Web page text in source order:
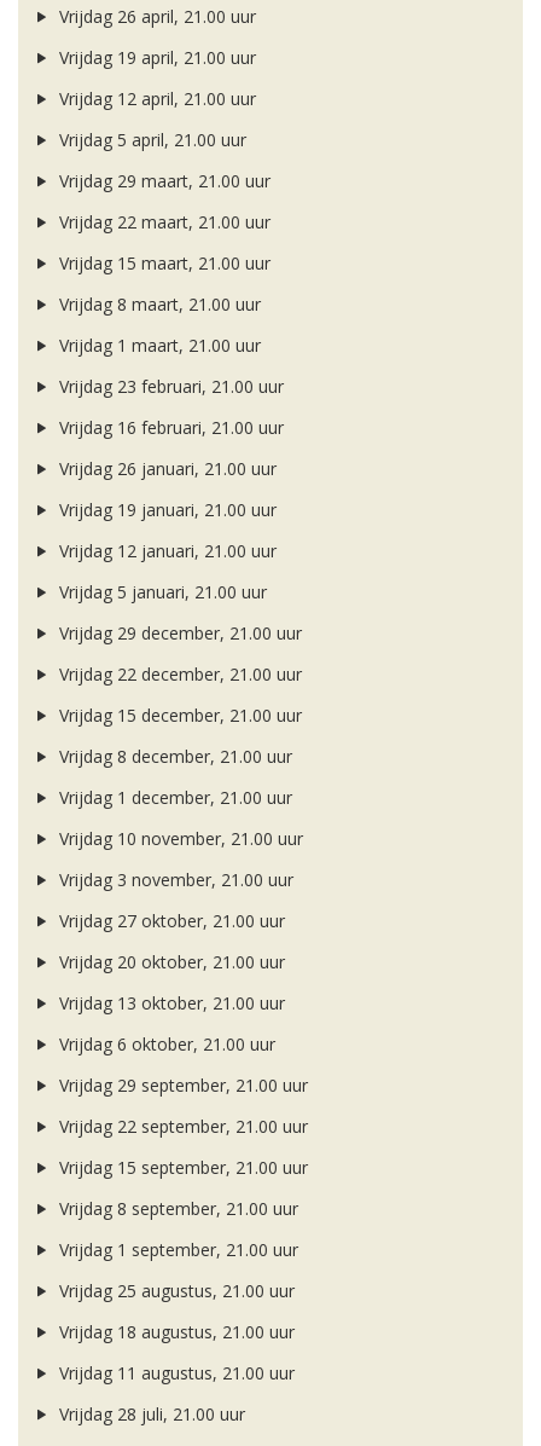
Vrijdag 26 april, 21.00 uur
Vrijdag 19 april, 21.00 uur
Vrijdag 12 april, 21.00 uur
Vrijdag 5 april, 21.00 uur
Vrijdag 29 maart, 21.00 uur
Vrijdag 22 maart, 21.00 uur
Vrijdag 15 maart, 21.00 uur
Vrijdag 8 maart, 21.00 uur
Vrijdag 1 maart, 21.00 uur
Vrijdag 23 februari, 21.00 uur
Vrijdag 16 februari, 21.00 uur
Vrijdag 26 januari, 21.00 uur
Vrijdag 19 januari, 21.00 uur
Vrijdag 12 januari, 21.00 uur
Vrijdag 5 januari, 21.00 uur
Vrijdag 29 december, 21.00 uur
Vrijdag 22 december, 21.00 uur
Vrijdag 15 december, 21.00 uur
Vrijdag 8 december, 21.00 uur
Vrijdag 1 december, 21.00 uur
Vrijdag 10 november, 21.00 uur
Vrijdag 3 november, 21.00 uur
Vrijdag 27 oktober, 21.00 uur
Vrijdag 20 oktober, 21.00 uur
Vrijdag 13 oktober, 21.00 uur
Vrijdag 6 oktober, 21.00 uur
Vrijdag 29 september, 21.00 uur
Vrijdag 22 september, 21.00 uur
Vrijdag 15 september, 21.00 uur
Vrijdag 8 september, 21.00 uur
Vrijdag 1 september, 21.00 uur
Vrijdag 25 augustus, 21.00 uur
Vrijdag 18 augustus, 21.00 uur
Vrijdag 11 augustus, 21.00 uur
Vrijdag 28 juli, 21.00 uur